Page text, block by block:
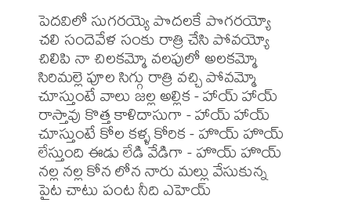
పెదవిలో సుగరయ్యె పొదలకే పొగరయ్యో
చలి సందెవేళ సంకు రాత్రి చేసి పోవయ్యో
చిలిపి నా చిలకమ్మో వలపులో అలకమ్మో
సిరిమల్లె పూల సిగ్గు రాత్రి వచ్చి పోవమ్మో
చూస్తుంటే వాలు జల్ల అల్లిక - హాయ్ హాయ్
రాస్తావు కొత్త కాళిదాసుగా - హాయ్ హాయ్
చూస్తుంటే కోల కళ్ళ కోరిక - హొయ్ హొయ్
లేస్తుంది ఈడు లేడి వేడిగా - హొయ్ హొయ్
నల్ల నల్ల కోన లోన నారు మల్లు వేసుకున్న
పైట చాటు పంట నీది ఎహెయ్